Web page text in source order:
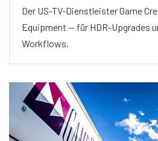
Der US-TV-Dienstleister Game
Equipment — für HDR-Upgrades
Workflows.